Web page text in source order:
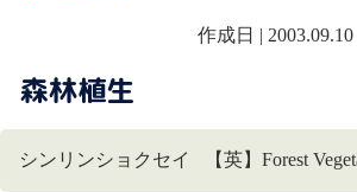
作成日 |
森林植生
シンリンショクセイ 【英】Forest